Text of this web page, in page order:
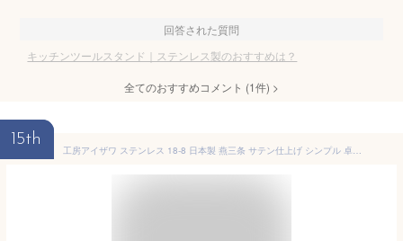
回答された質問
キッチンツールスタンド｜ステンレス製のおすすめは？
全てのおすすめコメント (1件) >
15th
工房アイザワ ステンレス 18-8 日本製 燕三条 サテン仕上げ シンプル 卓上小物 ツール立て カトラリー立て キッチンツールスタンド カトラリースタンド 箸立て スタンド おたま 菜箸 キッチンツール キッチン用品 キッチン収納 台所収納 国産 板厚1.5mm 70260 送料無料